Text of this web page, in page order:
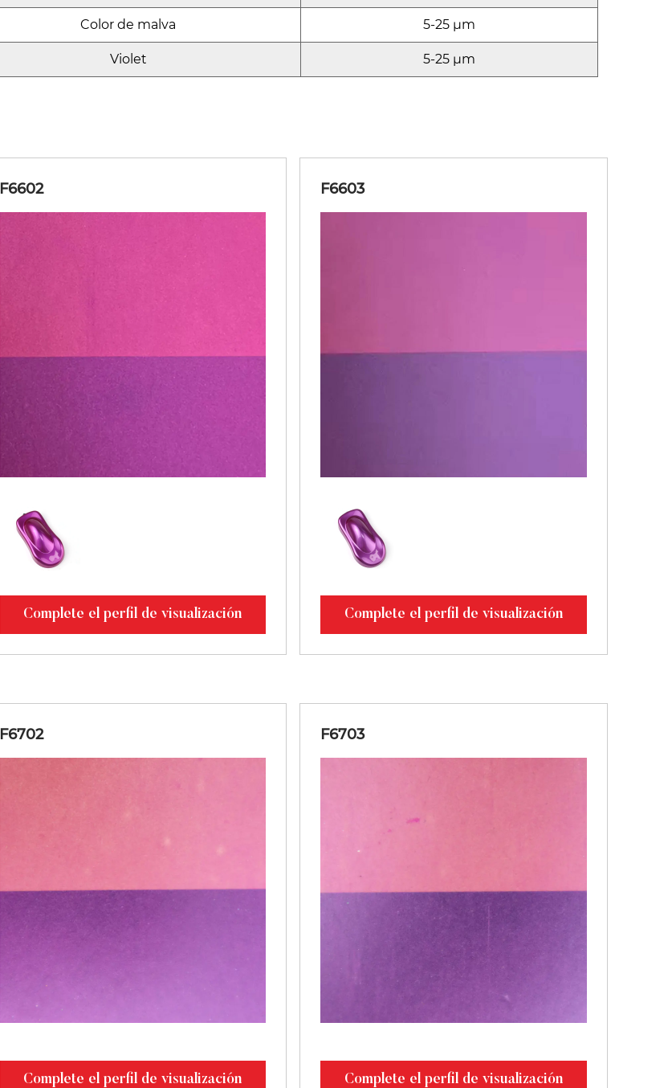
Color de malva 5-25 µm
Violet 5-25 µm
F6602
Complete el perfil de visualización
F6603
Complete el perfil de visualización
F6702
Complete el perfil de visualización
F6703
Complete el perfil de visualización